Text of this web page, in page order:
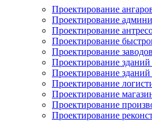
Проектирование
Проектирование
Проектирование
Проектирование
Проектирование заводов
Проектирование
Проектирование
Проектирование
Проектирование
Проектирование
Проектирование